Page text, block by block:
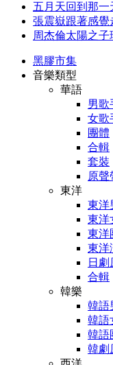
五月天回到那
張震嶽跟著感
周杰倫太陽之子
黑膠市集
音樂類型
華語
男歌
女歌
團體
合輯
套裝
原聲
東洋
東洋
東洋
東洋
東洋
日劇
合輯
韓樂
韓語
韓語
韓語
韓劇